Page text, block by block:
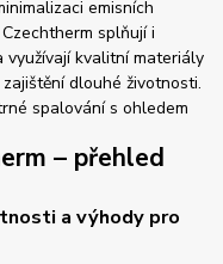
emisních
splňují i
využívají kvalitní materiály
dlouhé životnosti.
spalování s ohledem
– přehled
a výhody pro